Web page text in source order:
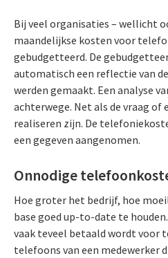
Bij veel organisaties – wellicht
maandelijkse kosten voor
gebudgetteerd. De
automatisch een reflectie van
werden gemaakt. Een analyse
achterwege. Net als de vraag
realiseren zijn. De
een gegeven aangenomen.
Onnodige
Hoe groter het bedrijf, hoe
base goed up-to-date te
vaak teveel betaald wordt voor
telefoons van een medewerker